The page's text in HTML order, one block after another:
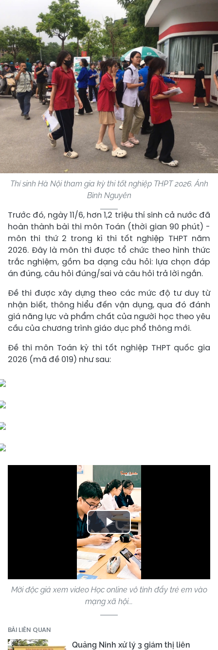
Thí sinh Hà Nội tham gia kỳ thi tốt nghiệp THPT 2026. Ảnh
Bình Nguyên
Trước đó, ngày 11/6, hơn 1,2 triệu thí sinh cả nước đã
hoàn thành bài thi môn Toán (thời gian 90 phút) -
môn thi thứ 2 trong kì thi tốt nghiệp THPT năm
2026. Đây là môn thi được tổ chức theo hình thức
trắc nghiệm, gồm ba dạng câu hỏi: lựa chọn đáp
án đúng, câu hỏi đúng/sai và câu hỏi trả lời ngắn.
Đề thi được xây dựng theo các mức độ tư duy từ
nhận biết, thông hiểu đến vận dụng, qua đó đánh
giá năng lực và phẩm chất của người học theo yêu
cầu của chương trình giáo dục phổ thông mới.
Đề thi môn Toán kỳ thi tốt nghiệp THPT quốc gia
2026 (mã đề 019) như sau:
Play
Video
Mời độc giả xem video Học online vô tình đẩy trẻ em vào
mạng xã hội...
BÀI LIÊN QUAN
Quảng Ninh xử lý 3 giám thị liên